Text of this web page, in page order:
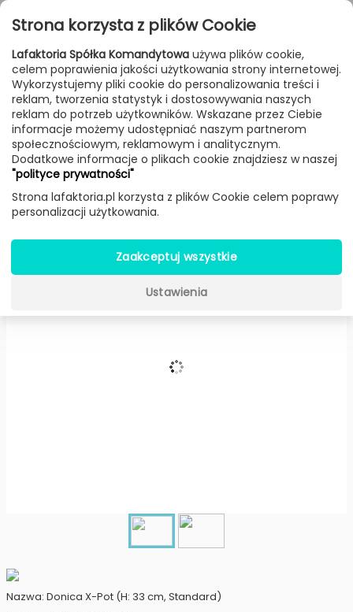
Przejdź do treści
FILTROWANIE & SORTOWANIE
Dodatki Producenci Slide Produkt
Donica X-Pot (H: 33 cm,
Standard) -Slide
Nazwa: Donica X-Pot (H: 33 cm, Standard)
Strona korzysta z plików Cookie
Lafaktoria Spółka Komandytowa używa plików cookie,
celem poprawienia jakości użytkowania strony internetowej.
Wykorzystujemy pliki cookie do personalizowania treści i
reklam, tworzenia statystyk i dostosowywania naszych
reklam do potrzeb użytkowników. Wskazane przez Ciebie
informacje możemy udostępniać naszym partnerom
społecznościowym, reklamowym i analitycznym.
Dodatkowe informacje o plikach cookie znajdziesz w naszej
"polityce prywatności"
Strona lafaktoria.pl korzysta z plików Cookie celem poprawy
personalizacji użytkowania.
Zaakceptuj wszystkie
Ustawienia